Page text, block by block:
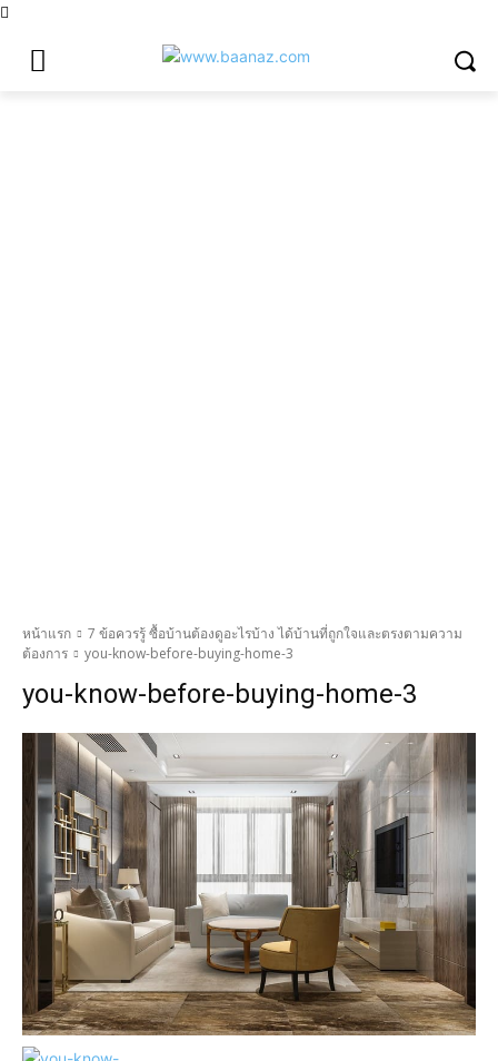
หน้าแรก
7 ข้อควรรู้ ซื้อบ้านต้องดูอะไรบ้าง ได้บ้านที่ถูกใจและตรงตามความ
ต้องการ
you-know-before-buying-home-3
you-know-before-buying-home-3